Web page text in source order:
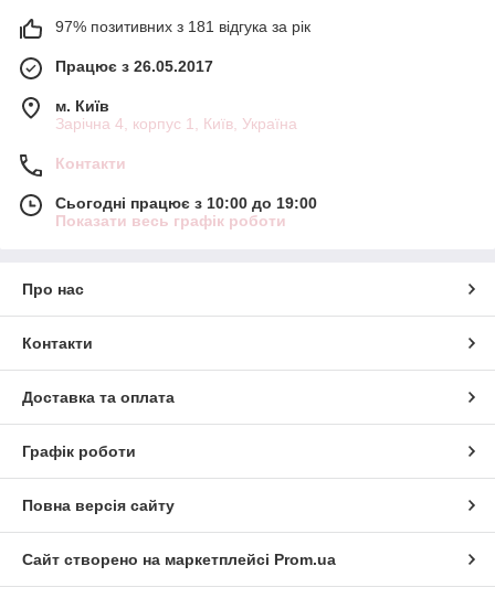
97% позитивних з 181 відгука за рік
Працює з 26.05.2017
м. Київ
Зарічна 4, корпус 1, Київ, Україна
Контакти
Сьогодні працює з 10:00 до 19:00
Показати весь графік роботи
Про нас
Контакти
Доставка та оплата
Графік роботи
Повна версія сайту
Сайт створено на маркетплейсі Prom.ua